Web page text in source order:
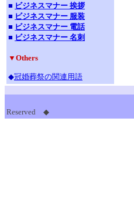
■ ビジネスマナー 挨拶
■ ビジネスマナー 服装
■ ビジネスマナー 電話
■ ビジネスマナー 名刺
▼Others
◆冠婚葬祭の関連用語
Reserved ◆